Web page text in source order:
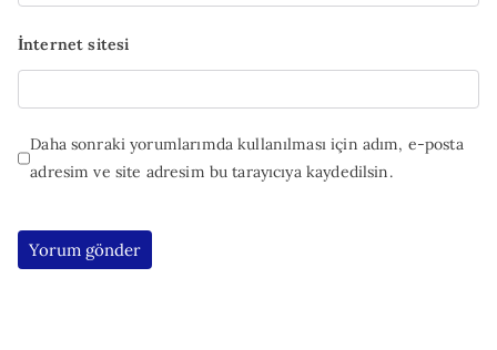
İnternet sitesi
Daha sonraki yorumlarımda kullanılması için adım, e-posta
adresim ve site adresim bu tarayıcıya kaydedilsin.